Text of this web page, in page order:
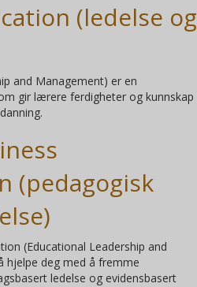
(ledelse og
and Management) er en
gir lærere ferdigheter og kunnskap
(pedagogisk
(Educational Leadership and
hjelpe deg med å fremme
ledelse og evidensbasert